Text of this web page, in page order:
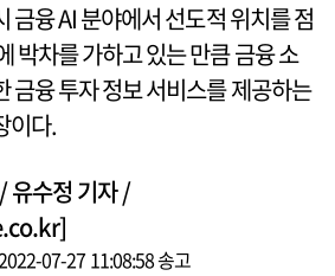
금융 AI 분야에서 선도적 위치를 점
박차를 가하고 있는 만큼 금융 소
금융 투자 정보 서비스를 제공하는
이다.
유수정 기자 /
07-27 11:08:58 송고